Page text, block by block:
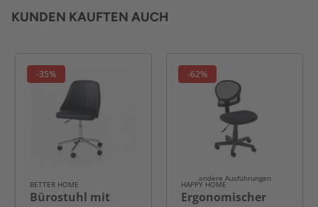
KUNDEN KAUFTEN AUCH
-35%
BETTER HOME
Bürostuhl mit
-62%
andere Ausführungen
HAPPY HOME
Ergonomischer